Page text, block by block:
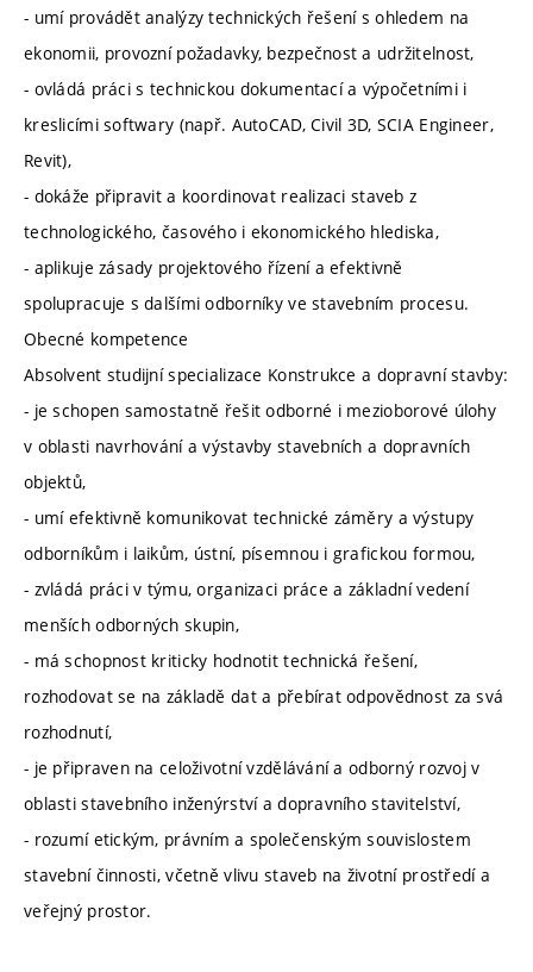
- umí provádět analýzy technických řešení s ohledem na
ekonomii, provozní požadavky, bezpečnost a udržitelnost,
- ovládá práci s technickou dokumentací a výpočetními i
kreslicími softwary (např. AutoCAD, Civil 3D, SCIA Engineer,
Revit),
- dokáže připravit a koordinovat realizaci staveb z
technologického, časového i ekonomického hlediska,
- aplikuje zásady projektového řízení a efektivně
spolupracuje s dalšími odborníky ve stavebním procesu.
Obecné kompetence
Absolvent studijní specializace Konstrukce a dopravní stavby:
- je schopen samostatně řešit odborné i mezioborové úlohy
v oblasti navrhování a výstavby stavebních a dopravních
objektů,
- umí efektivně komunikovat technické záměry a výstupy
odborníkům i laikům, ústní, písemnou i grafickou formou,
- zvládá práci v týmu, organizaci práce a základní vedení
menších odborných skupin,
- má schopnost kriticky hodnotit technická řešení,
rozhodovat se na základě dat a přebírat odpovědnost za svá
rozhodnutí,
- je připraven na celoživotní vzdělávání a odborný rozvoj v
oblasti stavebního inženýrství a dopravního stavitelství,
- rozumí etickým, právním a společenským souvislostem
stavební činnosti, včetně vlivu staveb na životní prostředí a
veřejný prostor.